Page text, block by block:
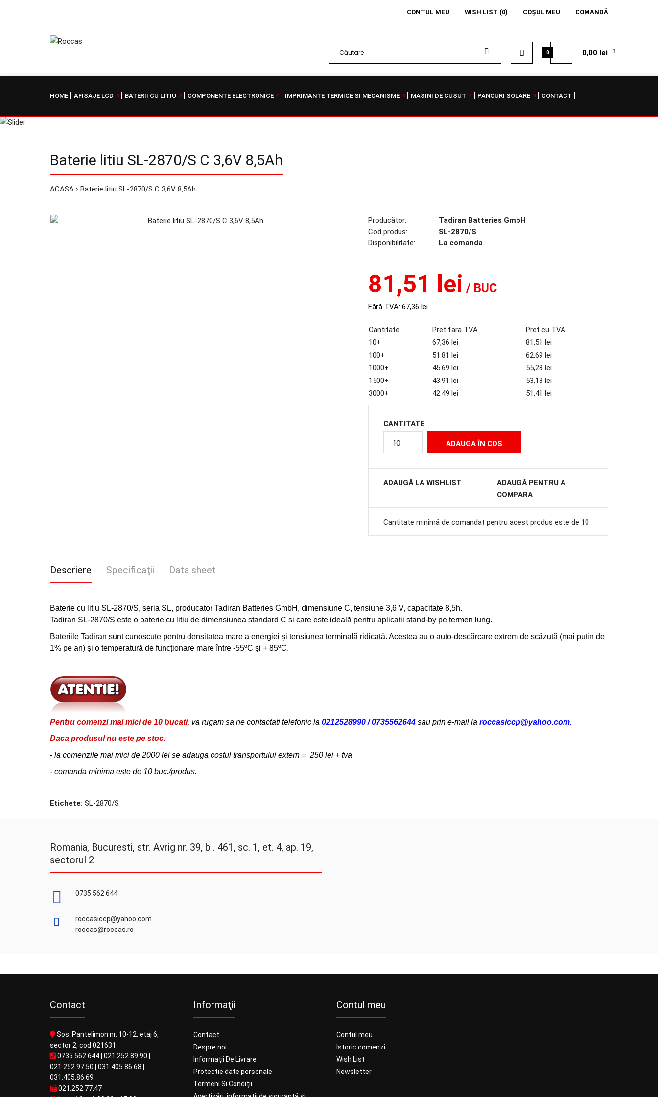
CONTUL MEU WISH LIST (0) COŞUL MEU COMANDĂ
0 0,00 lei
HOME AFISAJE LCD BATERII CU LITIU COMPONENTE ELECTRONICE IMPRIMANTE TERMICE SI MECANISME MASINI DE CUSUT PANOURI SOLARE CONTACT
Baterie litiu SL-2870/S C 3,6V 8,5Ah
ACASA Baterie litiu SL-2870/S C 3,6V 8,5Ah
Producător:
Tadiran Batteries GmbH
Cod produs:
SL-2870/S
Disponibilitate:
La comanda
81,51 lei / BUC
Fără TVA: 67,36 lei
Cantitate Pret fara TVA
Pret cu TVA
10+
67,36 lei
81,51 lei
100+
51.81 lei
62,69 lei
1000+
45.69 lei
55,28 lei
1500+
43.91 lei
53,13 lei
3000+
42.49 lei 51,41 lei
CANTITATE
ADAUGĂ LA WISHLIST
ADAUGĂ PENTRU A
COMPARA
Cantitate minimă de comandat pentru acest produs este de 10
Descriere Specificaţii Data sheet
Baterie cu litiu SL-2870/S, seria SL, producator Tadiran Batteries GmbH, dimensiune C, tensiune 3,6 V, capacitate 8,5h.
Tadiran SL-2870/S este o baterie cu litiu de dimensiunea standard C si care este ideală pentru aplicații stand-by pe termen lung.
Bateriile Tadiran sunt cunoscute pentru densitatea mare a energiei și tensiunea terminală ridicată. Acestea au o auto-descărcare extrem de scăzută (mai puțin de
1% pe an) și o temperatură de funcționare mare între -55ºC și + 85ºC.
Pentru comenzi mai mici de 10 bucati, va rugam sa ne contactati telefonic la 0212528990 / 0735562644 sau prin e-mail la roccasiccp@yahoo.com.
Daca produsulnu este pe stoc:
- la comenzile mai mici de 2000 lei se adauga costul transportului extern = 250 lei + tva
- comanda minima este de 10 buc./produs.
Etichete: SL-2870/S
Romania, Bucuresti, str. Avrig nr. 39, bl. 461, sc. 1, et. 4, ap. 19,
sectorul 2
0735 562 644
roccasiccp@yahoo.com
roccas@roccas.ro
Contact
Sos. Pantelimon nr. 10-12, etaj 6,
sector 2, cod 021631
0735.562.644 021.252.89.90
021.252.97.50
031.405.86.68
031.405.86.69
021.252.77.47
Informaţii
Contact
Despre noi
Informații De Livrare
Protectie date personale
Termeni Si Condiții
Contul meu
Contul meu
Istoric comenzi
Wish List
Newsletter